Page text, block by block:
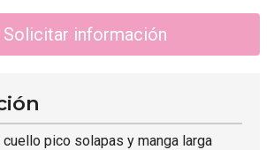
Solicitar información
cuello pico solapas y manga larga